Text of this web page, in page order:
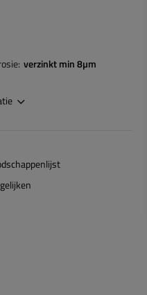
verzinkt min 8µm